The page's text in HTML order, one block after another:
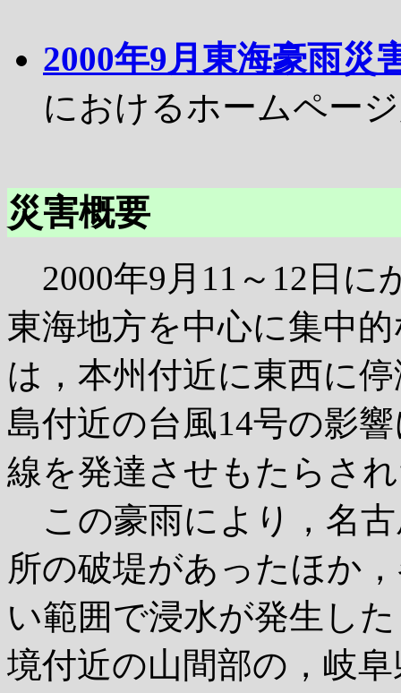
2000年9月東海豪雨災
におけるホームペー
災害概要
2000年9月11～12日に
東海地方を中心に集中
は，本州付近に東西に
島付近の台風14号の影
線を発達させもたらさ
この豪雨により，名
所の破堤があったほか
い範囲で浸水が発生し
境付近の山間部の，岐